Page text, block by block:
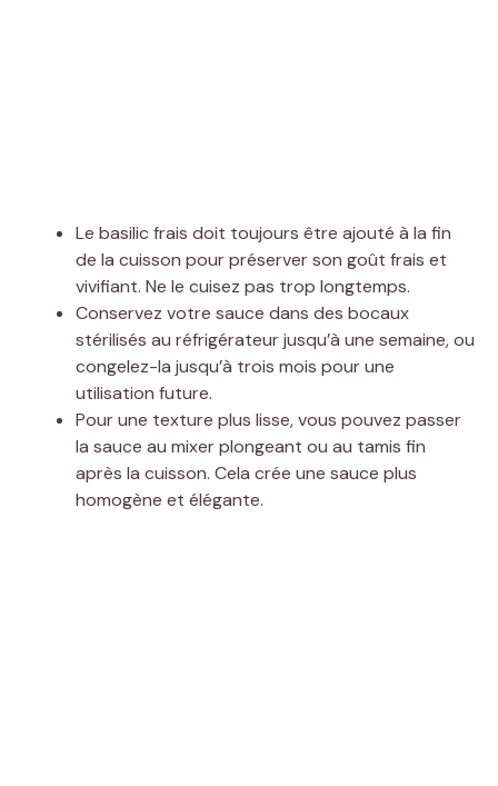
Le basilic frais doit toujours être ajouté à la fin
de la cuisson pour préserver son goût frais et
vivifiant. Ne le cuisez pas trop longtemps.
Conservez votre sauce dans des bocaux
stérilisés au réfrigérateur jusqu’à une semaine, ou
congelez-la jusqu’à trois mois pour une
utilisation future.
Pour une texture plus lisse, vous pouvez passer
la sauce au mixer plongeant ou au tamis fin
après la cuisson. Cela crée une sauce plus
homogène et élégante.